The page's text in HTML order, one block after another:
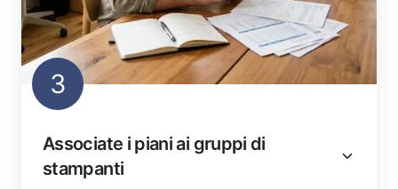
3
Associate i piani ai gruppi di
stampanti